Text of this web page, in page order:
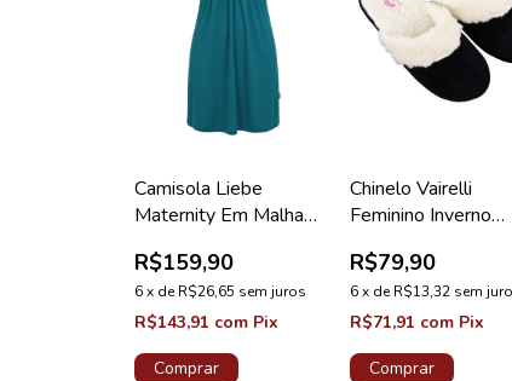
Camisola Liebe
Maternity Em Malha
Viscow
R$159,90
6 x deR$26,65 sem juros
R$143,91 com Pix
Comprar
Chinelo Vairelli
Feminino Inverno
R$79,90
6 x deR$13,32 sem
R$71,91 com Pix
Comprar